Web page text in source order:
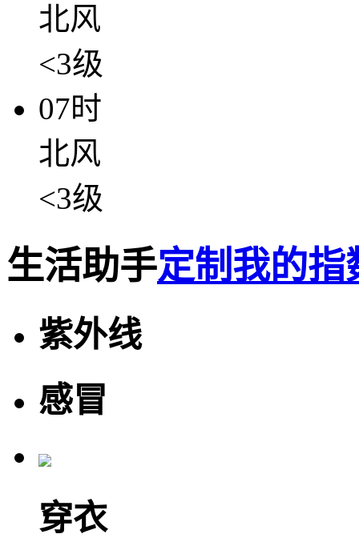
北风
<3级
07时
北风
<3级
生活助手定制我的指
紫外线
感冒
穿衣